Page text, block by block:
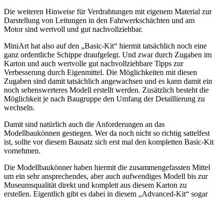
Die weiteren Hinweise für Verdrahtungen mit eigenem Material zur
Darstellung von Leitungen in den Fahrwerkschächten und am
Motor sind wertvoll und gut nachvollziehbar.
MiniArt hat also auf den „Basic-Kit“ hiermit tatsächlich noch eine
ganz ordentliche Schippe draufgelegt. Und zwar durch Zugaben im
Karton und auch wertvolle gut nachvollziehbare Tipps zur
Verbesserung durch Eigenmittel. Die Möglichkeiten mit diesen
Zugaben sind damit tatsächlich angewachsen und es kann damit ein
noch sehenswerteres Modell erstellt werden. Zusätzlich besteht die
Möglichkeit je nach Baugruppe den Umfang der Detaillierung zu
wechseln.
Damit sind natürlich auch die Anforderungen an das
Modellbaukönnen gestiegen. Wer da noch nicht so richtig sattelfest
ist, sollte vor diesem Bausatz sich erst mal den kompletten Basic-Kit
vornehmen.
Die Modellbaukönner haben hiermit die zusammengefassten Mittel
um ein sehr ansprechendes, aber auch aufwendiges Modell bis zur
Museumsqualität direkt und komplett aus diesem Karton zu
erstellen. Eigentlich gibt es dabei in diesem „Advanced-Kit“ sogar